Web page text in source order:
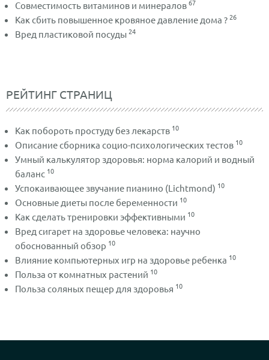
Совместимость витаминов и минералов67
Как сбить повышенное кровяное давление дома ?26
Вред пластиковой посуды24
РЕЙТИНГ СТРАНИЦ
Как побороть простуду без лекарств 10
Описание сборника социо-психологических тестов 10
Умный калькулятор здоровья: норма калорий и водный
баланс 10
Успокаивающее звучание пианино (Lichtmond) 10
Основные диеты после беременности 10
Как сделать тренировки эффективными 10
Вред сигарет на здоровье человека: научно
обоснованный обзор 10
Влияние компьютерных игр на здоровье ребенка 10
Польза от комнатных растений 10
Польза соляных пещер для здоровья 10